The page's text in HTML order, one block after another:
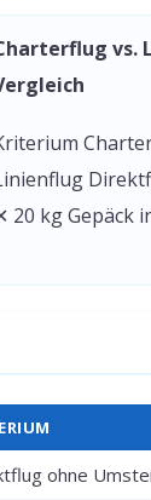
20 kg Gepäck
ohne